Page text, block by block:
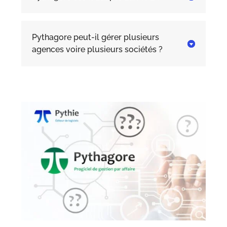

Pythagore peut-il gérer plusieurs
agences voire plusieurs sociétés ?